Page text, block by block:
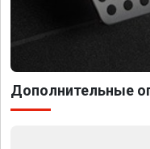
Дополнительные